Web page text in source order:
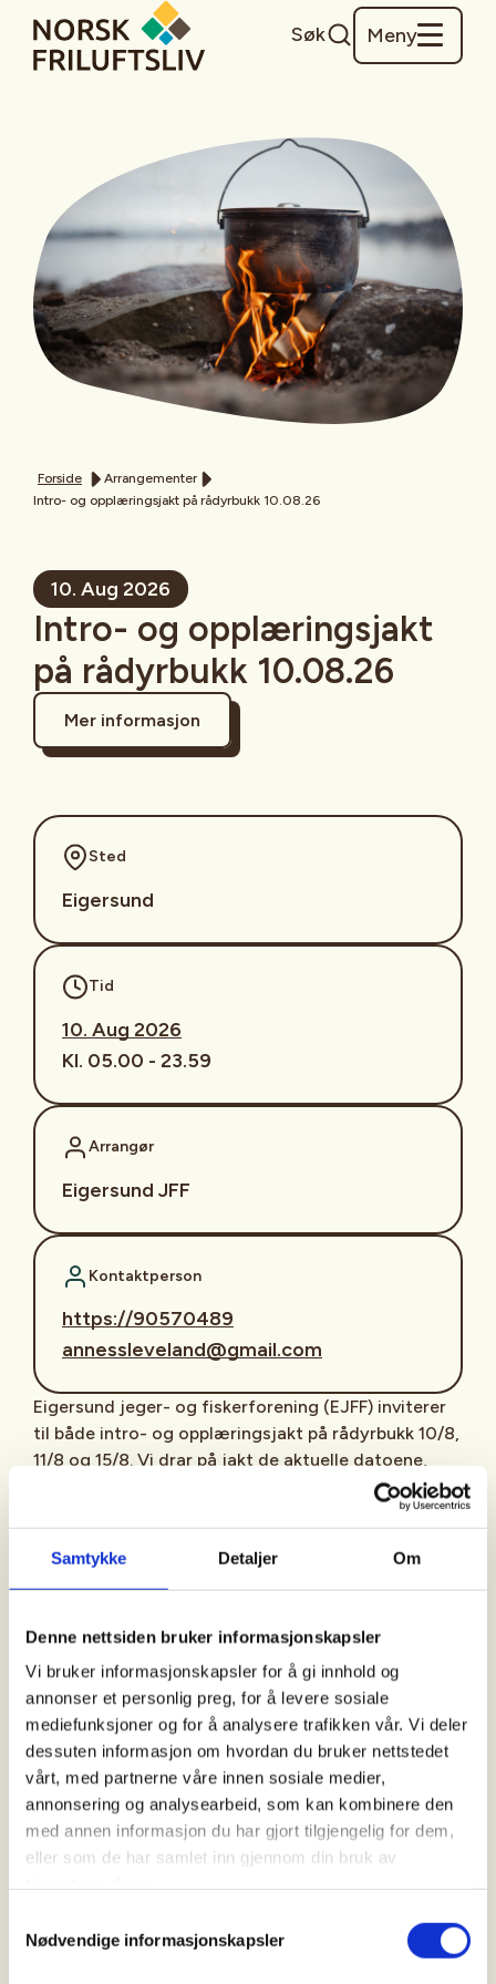
Samtykke Detaljer Om
Denne nettsiden bruker informasjonskapsler
Vi bruker informasjonskapsler for å gi innhold og
annonser et personlig preg, for å levere sosiale
mediefunksjoner og for å analysere trafikken vår. Vi deler
dessuten informasjon om hvordan du bruker nettstedet
vårt, med partnerne våre innen sosiale medier,
annonsering og analysearbeid, som kan kombinere den
med annen informasjon du har gjort tilgjengelig for dem,
eller som de har samlet inn gjennom din bruk av
Nødvendige informasjonskapsler
Søk Meny
Forside
Arrangementer
Intro- og opplæringsjakt på rådyrbukk 10.08.26
10. Aug 2026
Intro- og opplæringsjakt
på rådyrbukk 10.08.26
Mer informasjon
Sted
Eigersund
Tid
10. Aug 2026
Kl. 05.00 - 23.59
Arrangør
Eigersund JFF
Kontaktperson
https://90570489
annessleveland@gmail.com
Eigersund jeger- og fiskerforening (EJFF) inviterer
til både intro- og opplæringsjakt på rådyrbukk 10/8,
11/8 og 15/8. Vi drar på jakt de aktuelle datoene,
både tidlig morgen og kveld, gi gjerne beskjed hva
Til info:
18 år som skal på jakt for første gang. Mange nye
jegere har vanskeligheter med å komme seg ut på
jakt, da det fort kan bli en del barrierer i starten. Vi
ønsker å hjelpe våre nyutdannede jegere til å få en
god start med erfarne instruktører i trygge
omgivelser. Introjakt passer også godt for
viderekomne som har erfaring innenfor én jaktform,
men ønsker å utvide horisonten.
Krav:
- Du må være registrert i jegerregisteret